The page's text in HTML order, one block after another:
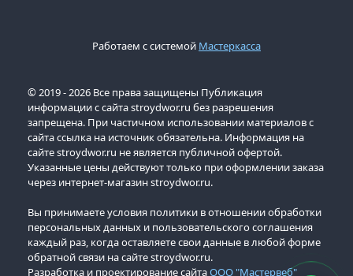
Работаем с системой Мастеркасса
© 2019 - 2026 Все права защищены Публикация
информации с сайта stroydwor.ru без разрешения
запрещена. При частичном использовании материалов с
сайта ссылка на источник обязательна. Информация на
сайте stroydwor.ru не является публичной офертой.
Указанные цены действуют только при оформлении заказа
через интернет-магазин stroydwor.ru.
Вы принимаете условия политики в отношении обработки
персональных данных и пользовательского соглашения
каждый раз, когда оставляете свои данные в любой форме
обратной связи на сайте stroydwor.ru.
Разработка и проектирование сайтаООО "Мастервеб"